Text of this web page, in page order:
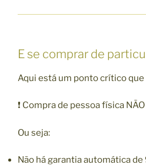
E se comprar de
Aqui está um ponto crítico
❗ Compra de pessoa física
Ou seja:
Não há garantia automática de